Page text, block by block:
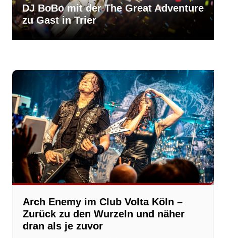
DJ BoBo mit der The Great Adventure
zu Gast in Trier
Arch Enemy im Club Volta Köln –
Zurück zu den Wurzeln und näher
dran als je zuvor